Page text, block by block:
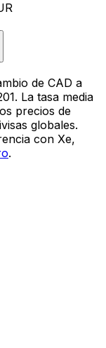
de CAD a
La tasa media
precios de
globales.
con Xe,
.